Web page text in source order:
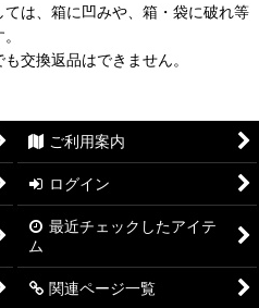
は、箱に凹みや、箱・袋に破れ等
交換返品はできません。
ご利用案内
ログイン
最近チェックしたアイテ
ム
関連ページ一覧